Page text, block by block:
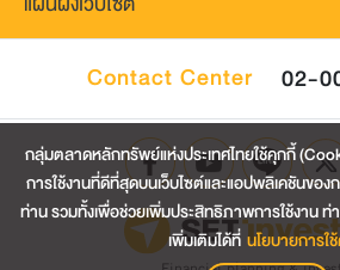
Contact Center 02-
กลุ่มตลาดหลักทรัพย์แห่งประเทศไทยใช้คุกกี้
การใช้งานที่ดีที่สุดบนเว็บไซต์และแอปพลิเคชันขอ
ท่าน รวมทั้งเพื่อช่วยเพิ่มประสิทธิภาพการใช้งาน
เพิ่มเติมได้ที่ นโยบายการใ